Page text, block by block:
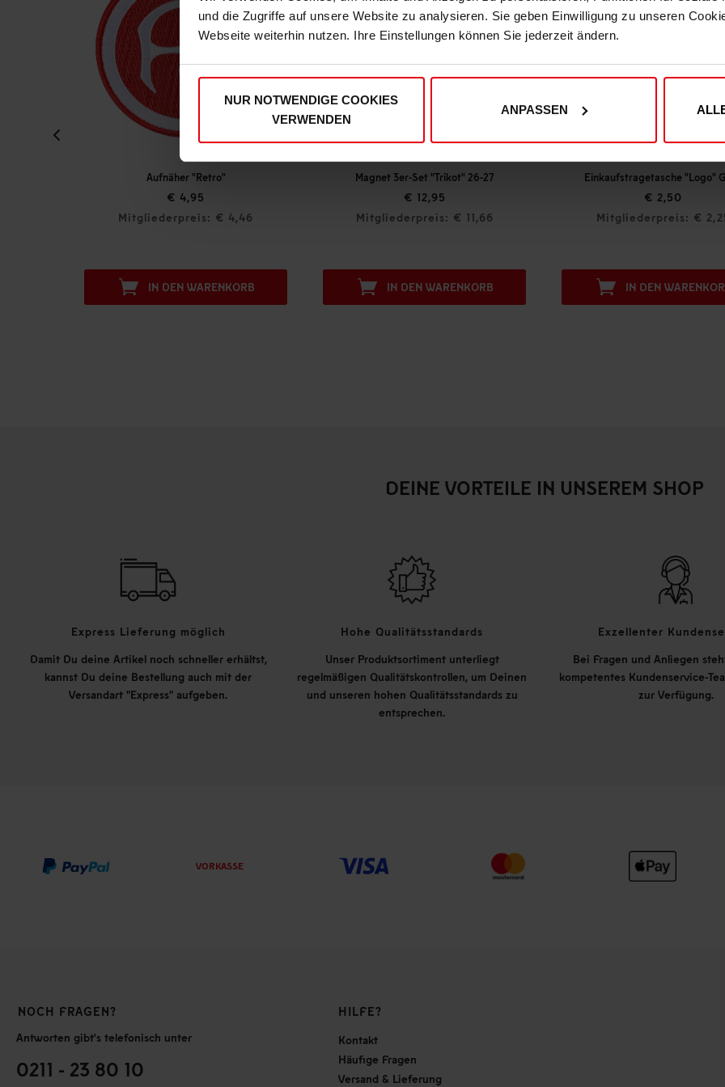
und die Zugriffe auf unsere Website zu analysieren. Sie geben Einwilligung zu unseren
Webseite weiterhin nutzen. Ihre Einstellungen können Sie jederzeit ändern.
NUR NOTWENDIGE COOKIES
VERWENDEN
ANPASSEN
Aufnäher "Retro"
€ 4,95
Mitgliederpreis: € 4,46
IN DEN WARENKORB
Magnet 3er-Set "Trikot" 26-27
€ 12,95
Mitgliederpreis: € 11,66
IN DEN WARENKORB
Einkaufstragetasche "Logo"
€ 2,50
Mitgliederpreis: €
IN DEN
DEINE VORTEILE IN UNSEREM SHOP
Express Lieferung möglich
Damit Du deine Artikel noch schneller erhältst,
kannst Du deine Bestellung auch mit der
Versandart "Express" aufgeben.
Hohe Qualitätsstandards
Unser Produktsortiment unterliegt
regelmäßigen Qualitätskontrollen, um Deinen
und unseren hohen Qualitätsstandards zu
entsprechen.
Exzellenter
Bei Fragen und Anliegen
kompetentes Kundenservice-
zur Verfügung.
VORKASSE
NOCH FRAGEN?
Antworten gibt's telefonisch unter
0211 - 23 80 10
HILFE?
Kontakt
Häufige Fragen
Versand & Lieferung